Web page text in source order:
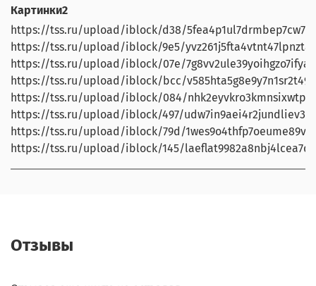
Картинки2
https://tss.ru/upload/iblock/d38/
https://tss.ru/upload/iblock/9e5/
https://tss.ru/upload/iblock/07e/
https://tss.ru/upload/iblock/bcc/
https://tss.ru/upload/iblock/084/
https://tss.ru/upload/iblock/497/
https://tss.ru/upload/iblock/79d/
https://tss.ru/upload/iblock/145/
Отзывы